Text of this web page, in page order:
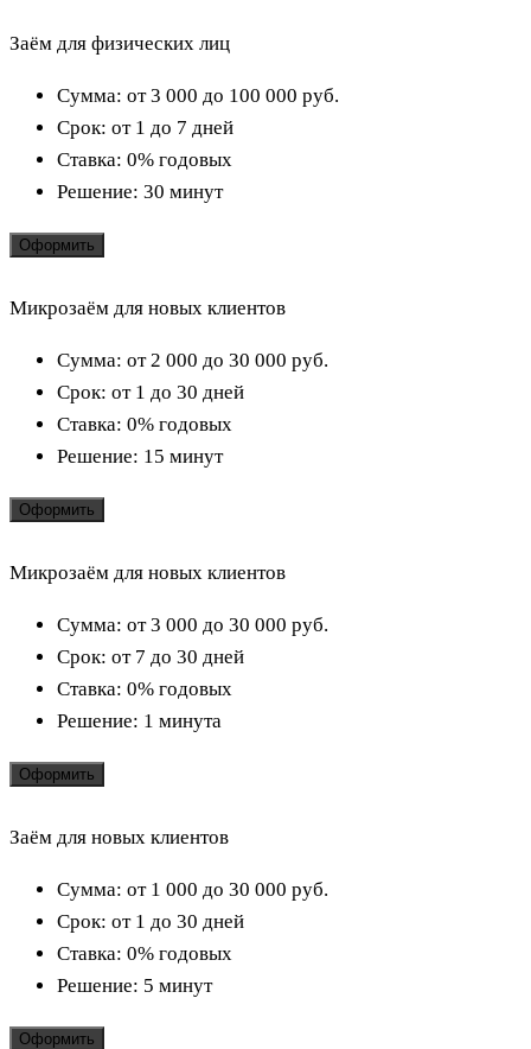
Заём для физических лиц
Сумма: от 3 000 до 100 000 руб.
Срок: от 1 до 7 дней
Ставка: 0% годовых
Решение: 30 минут
Оформить
Микрозаём для новых клиентов
Сумма: от 2 000 до 30 000 руб.
Срок: от 1 до 30 дней
Ставка: 0% годовых
Решение: 15 минут
Оформить
Микрозаём для новых клиентов
Сумма: от 3 000 до 30 000 руб.
Срок: от 7 до 30 дней
Ставка: 0% годовых
Решение: 1 минута
Оформить
Заём для новых клиентов
Сумма: от 1 000 до 30 000 руб.
Срок: от 1 до 30 дней
Ставка: 0% годовых
Решение: 5 минут
Оформить